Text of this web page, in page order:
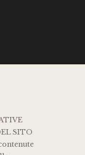
SITO